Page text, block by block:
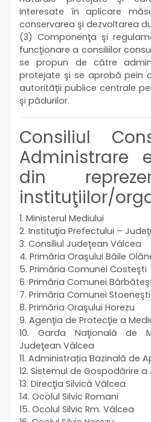
interesate în aplicare
conservarea şi dezvoltarea
(3) Componenţa şi
funcţionare a consiliilor
se propun de către
protejate şi se aprobă pein
autorităţii publice centrale
şi pădurilor.
Consiliul
Administrare
din
instituţiilor/
1. Ministerul Mediului
2. Instituţia Prefectului –
3. Consiliul Judeţean Vâlcea
4. Primăria Oraşului Băile
5. Primăria Comunei Costeşti
6. Primăria Comunei
7. Primăria Comunei Stoeneşti
8. Primăria Oraşului Horezu
9. Agenţia de Protecţie a
10. Garda Naţională de
Judeţean Vâlcea
11. Administrația Bazinală de
12. Sistemul de Gospodărire
13. Direcţia Silvică Vâlcea
14. Ocolul Silvic Romani
15. Ocolul Silvic Rm. Vâlcea